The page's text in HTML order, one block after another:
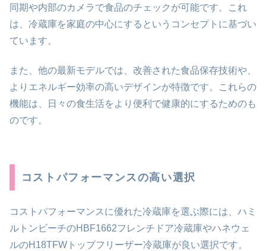
同期や内部のカメラで食品のチェックが可能です。これ
は、冷蔵庫を家庭の中心にするというコンセプトに基づい
ています。
また、他の最新モデルでは、改善された食品保存技術や、
よりエネルギー効率の高いデザインが特徴です。これらの
機能は、日々の食生活をより便利で健康的にするためのも
のです。
コストパフォーマンスの高い選択
コストパフォーマンスに優れた冷蔵庫を選ぶ際には、ハミ
ルトンビーチのHBF1662フレンチドア冷蔵庫やハネウェ
ルのH18TFWトップフリーザー冷蔵庫が良い選択です。